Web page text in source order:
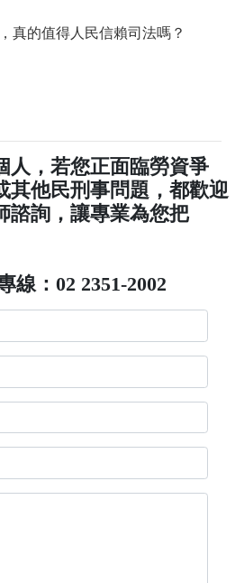
真的值得人民信賴司法嗎？
人，若您正面臨勞資爭
其他民刑事問題，都歡迎
諮詢，讓專業為您把
線：02 2351-2002